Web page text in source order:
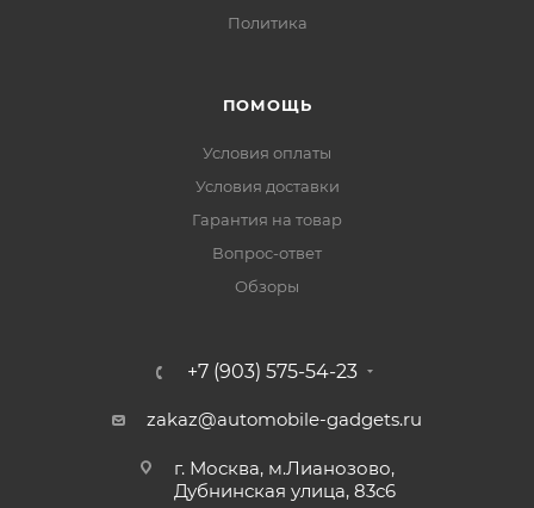
Политика
ПОМОЩЬ
Условия оплаты
Условия доставки
Гарантия на товар
Вопрос-ответ
Обзоры
+7 (903) 575-54-23
zakaz@automobile-gadgets.ru
г. Москва, м.Лианозово,
Дубнинская улица, 83с6